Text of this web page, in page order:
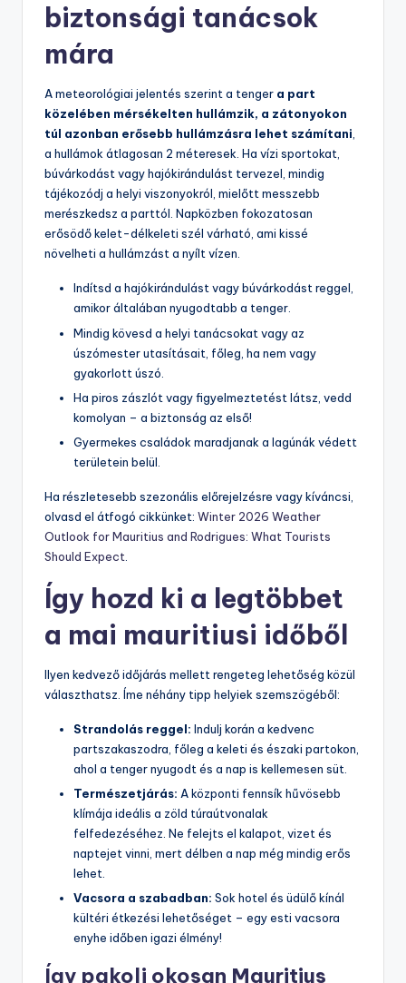
biztonsági tanácsok
mára
A meteorológiai jelentés szerint a tenger a part
közelében mérsékelten hullámzik, a zátonyokon
túl azonban erősebb hullámzásra lehet számítani,
a hullámok átlagosan 2 méteresek. Ha vízi sportokat,
búvárkodást vagy hajókirándulást tervezel, mindig
tájékozódj a helyi viszonyokról, mielőtt messzebb
merészkedsz a parttól. Napközben fokozatosan
erősödő kelet-délkeleti szél várható, ami kissé
növelheti a hullámzást a nyílt vízen.
Indítsd a hajókirándulást vagy búvárkodást reggel,
amikor általában nyugodtabb a tenger.
Mindig kövesd a helyi tanácsokat vagy az
úszómester utasításait, főleg, ha nem vagy
gyakorlott úszó.
Ha piros zászlót vagy figyelmeztetést látsz, vedd
komolyan – a biztonság az első!
Gyermekes családok maradjanak a lagúnák védett
területein belül.
Ha részletesebb szezonális előrejelzésre vagy kíváncsi,
olvasd el átfogó cikkünket: Winter 2026 Weather
Outlook for Mauritius and Rodrigues: What Tourists
Should Expect
Így hozd ki a legtöbbet
a mai mauritiusi időből
Ilyen kedvező időjárás mellett rengeteg lehetőség közül
választhatsz. Íme néhány tipp helyiek szemszögéből:
Strandolás reggel: Indulj korán a kedvenc
partszakaszodra, főleg a keleti és északi partokon,
ahol a tenger nyugodt és a nap is kellemesen süt.
Természetjárás: A központi fennsík hűvösebb
klímája ideális a zöld túraútvonalak
felfedezéséhez. Ne felejts el kalapot, vizet és
naptejet vinni, mert délben a nap még mindig erős
lehet.
Vacsora a szabadban: Sok hotel és üdülő kínál
kültéri étkezési lehetőséget – egy esti vacsora
enyhe időben igazi élmény!
Így pakolj okosan Mauritius